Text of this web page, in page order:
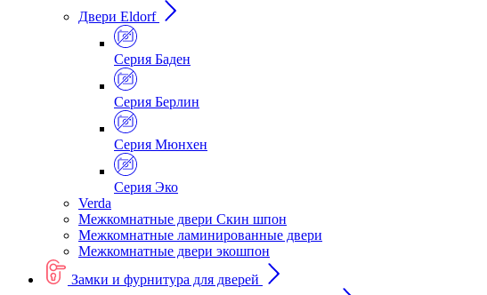
Двери Eldorf
Серия Баден
Серия Берлин
Серия Мюнхен
Серия Эко
Verda
Межкомнатные двери Скин шпон
Межкомнатные ламинированные двери
Межкомнатные двери экошпон
Замки и фурнитура для дверей